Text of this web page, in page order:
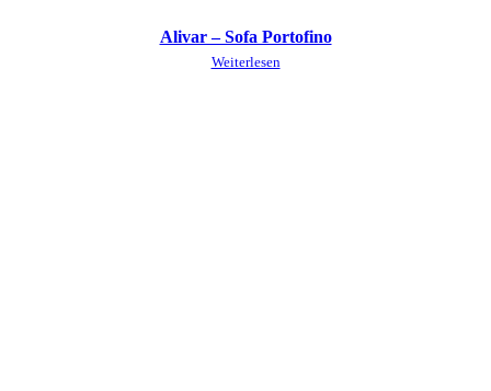
Alivar – Sofa Portofino
Weiterlesen